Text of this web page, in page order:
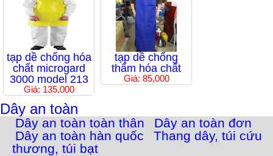
tạp dề chống hóa
chất microgard
3000 model 213
Giá: 135,000
tạp dề chống
thấm hóa chất
Giá: 85,000
Dây an toàn
Dây an toàn toàn thân
Dây an toàn đơn
Dây an toàn hàn quốc
Thang dây, túi cứu
thương, túi bạt